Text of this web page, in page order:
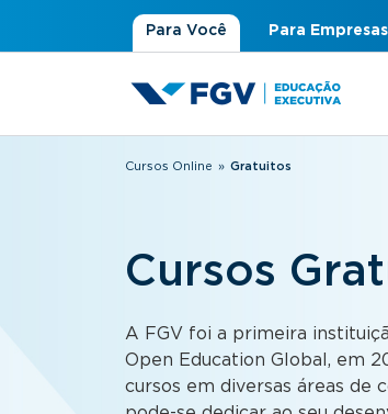
Para Você Para Empresas
Você está aqui
Cursos Online » Gratuitos
Cursos
A FGV foi a primeira
Open Education Global, em
cursos em diversas áreas de